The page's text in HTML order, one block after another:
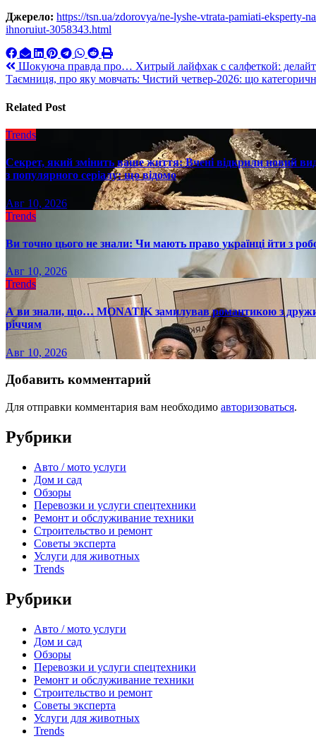
Джерело: https://tsn.ua/zdorovya/ne-lyshe-vtrata-pamiati-
ihnoruiut-3058343.html
Навигация
по
записям
Шокуюча правда про… Хитрый лайфхак с салфеткой:
Таємниця, про яку мовчать: Чистий четвер-2026: що
Related Post
Trends
Секрет, який змінить ваше життя: Вчені відкрили новий
з популярного серіалу: що відомо
Авг 10, 2026
Trends
Ви точно цього не знали: Чи мають право українці йти з
Авг 10, 2026
Trends
А ви знали, що… MONATIK замилував романтикою з
річчям
Авг 10, 2026
Добавить комментарий
Для отправки комментария вам необходимо авторизоваться.
Рубрики
Авто / мото услуги
Дом и сад
Обзоры
Перевозки и услуги спецтехники
Ремонт и обслуживание техники
Строительство и ремонт
Советы эксперта
Услуги для животных
Trends
Рубрики
Авто / мото услуги
Дом и сад
Обзоры
Перевозки и услуги спецтехники
Ремонт и обслуживание техники
Строительство и ремонт
Советы эксперта
Услуги для животных
Trends